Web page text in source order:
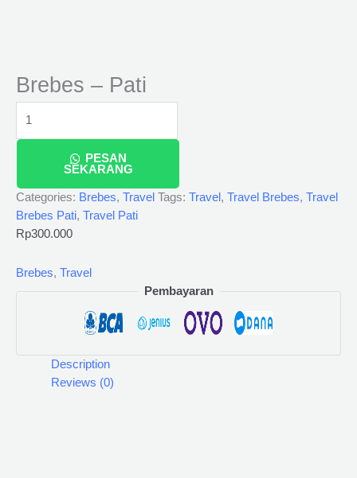
Brebes – Pati
PESAN
SEKARANG
Categories: Brebes, Travel Tags: Travel , Travel Brebes, Travel
Brebes Pati, Travel Pati
Rp300.000
Brebes, Travel
Pembayaran
Description
Reviews (0)